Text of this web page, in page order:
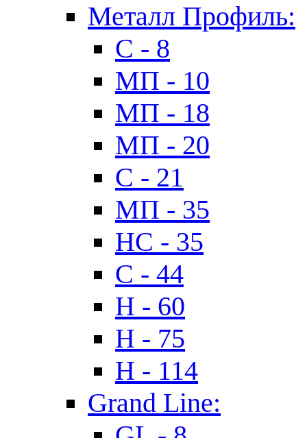
Металл Профиль:
C - 8
МП - 10
МП - 18
МП - 20
C - 21
МП - 35
HC - 35
C - 44
H - 60
H - 75
H - 114
Grand Line: